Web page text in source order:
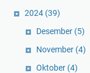
2024 (39)
Desember (5)
November (4)
Oktober (4)